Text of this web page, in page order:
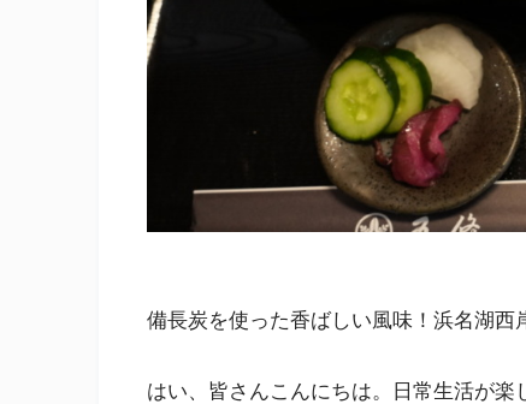
備長炭を使った香ばしい風味！浜名湖
はい、皆さんこんにちは。日常生活が